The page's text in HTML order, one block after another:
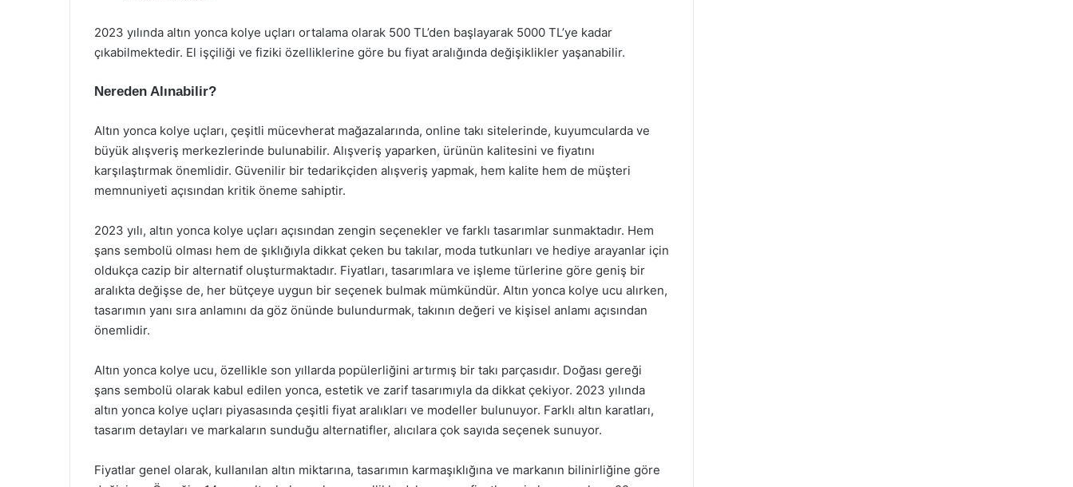
2023 yılında altın yonca kolye uçları ortalama olarak 500 TL’den başlayarak 5000 TL’ye kadar
çıkabilmektedir. El işçiliği ve fiziki özelliklerine göre bu fiyat aralığında değişiklikler yaşanabilir.
Nereden Alınabilir?
Altın yonca kolye uçları, çeşitli mücevherat mağazalarında, online takı sitelerinde, kuyumcularda ve
büyük alışveriş merkezlerinde bulunabilir. Alışveriş yaparken, ürünün kalitesini ve fiyatını
karşılaştırmak önemlidir. Güvenilir bir tedarikçiden alışveriş yapmak, hem kalite hem de müşteri
memnuniyeti açısından kritik öneme sahiptir.
2023 yılı, altın yonca kolye uçları açısından zengin seçenekler ve farklı tasarımlar sunmaktadır. Hem
şans sembolü olması hem de şıklığıyla dikkat çeken bu takılar, moda tutkunları ve hediye arayanlar için
oldukça cazip bir alternatif oluşturmaktadır. Fiyatları, tasarımlara ve işleme türlerine göre geniş bir
aralıkta değişse de, her bütçeye uygun bir seçenek bulmak mümkündür. Altın yonca kolye ucu alırken,
tasarımın yanı sıra anlamını da göz önünde bulundurmak, takının değeri ve kişisel anlamı açısından
önemlidir.
Altın yonca kolye ucu, özellikle son yıllarda popülerliğini artırmış bir takı parçasıdır. Doğası gereği
şans sembolü olarak kabul edilen yonca, estetik ve zarif tasarımıyla da dikkat çekiyor. 2023 yılında
altın yonca kolye uçları piyasasında çeşitli fiyat aralıkları ve modeller bulunuyor. Farklı altın karatları,
tasarım detayları ve markaların sunduğu alternatifler, alıcılara çok sayıda seçenek sunuyor.
Fiyatlar genel olarak, kullanılan altın miktarına, tasarımın karmaşıklığına ve markanın bilinirliğine göre